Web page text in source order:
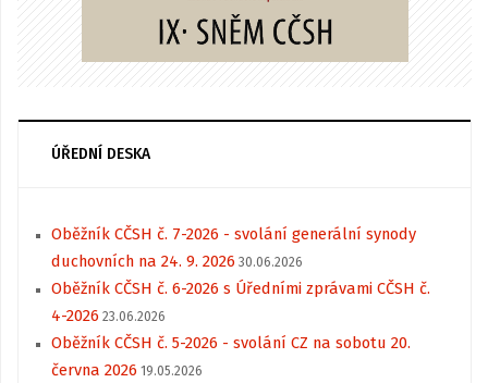
ÚŘEDNÍ DESKA
Oběžník CČSH č. 7-2026 - svolání generální synody
duchovních na 24. 9. 2026 30.06.2026
Oběžník CČSH č. 6-2026 s Úředními zprávami CČSH č.
4-2026 23.06.2026
Oběžník CČSH č. 5-2026 - svolání CZ na sobotu 20.
června 2026 19.05.2026